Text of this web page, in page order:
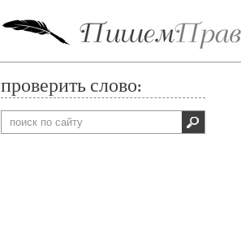
проверить слово: